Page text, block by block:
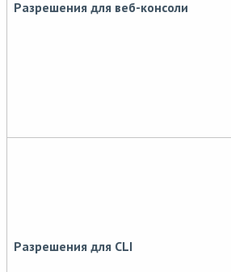
Разрешения для веб-консоли
Разрешения для CLI